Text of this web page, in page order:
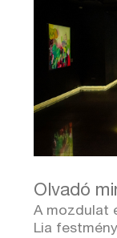
Olvadó
A mozdulat
Lia